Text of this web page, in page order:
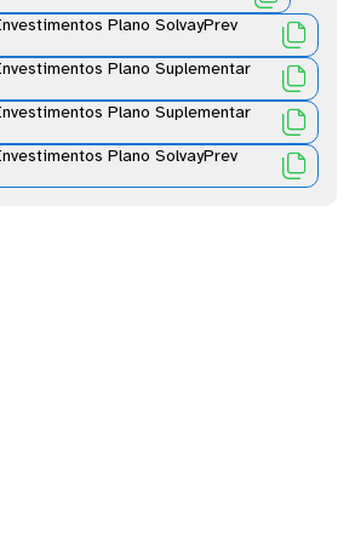
Plano SolvayPrev

Plano Suplementar

Plano Suplementar

Plano SolvayPrev
